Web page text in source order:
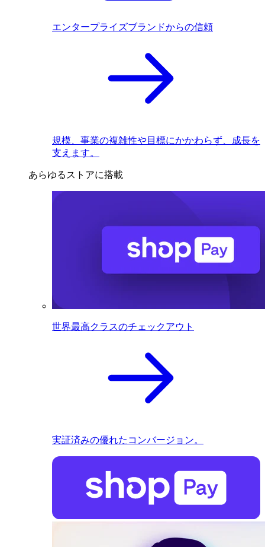
エンタープライズブランドからの信頼
規模、事業の複雑性や目標にかかわらず、成長を
支えます。
あらゆるストアに搭載
世界最高クラスのチェックアウト
実証済みの優れたコンバージョン。